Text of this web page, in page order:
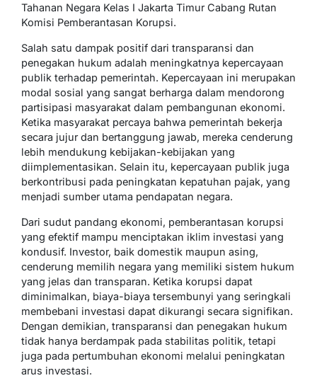
Tahanan Negara Kelas I Jakarta Timur Cabang Rutan
Komisi Pemberantasan Korupsi.
Salah satu dampak positif dari transparansi dan
penegakan hukum adalah meningkatnya kepercayaan
publik terhadap pemerintah. Kepercayaan ini merupakan
modal sosial yang sangat berharga dalam mendorong
partisipasi masyarakat dalam pembangunan ekonomi.
Ketika masyarakat percaya bahwa pemerintah bekerja
secara jujur dan bertanggung jawab, mereka cenderung
lebih mendukung kebijakan-kebijakan yang
diimplementasikan. Selain itu, kepercayaan publik juga
berkontribusi pada peningkatan kepatuhan pajak, yang
menjadi sumber utama pendapatan negara.
Dari sudut pandang ekonomi, pemberantasan korupsi
yang efektif mampu menciptakan iklim investasi yang
kondusif. Investor, baik domestik maupun asing,
cenderung memilih negara yang memiliki sistem hukum
yang jelas dan transparan. Ketika korupsi dapat
diminimalkan, biaya-biaya tersembunyi yang seringkali
membebani investasi dapat dikurangi secara signifikan.
Dengan demikian, transparansi dan penegakan hukum
tidak hanya berdampak pada stabilitas politik, tetapi
juga pada pertumbuhan ekonomi melalui peningkatan
arus investasi.